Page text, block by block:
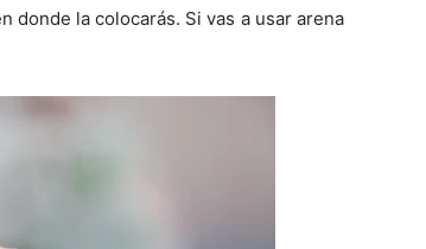
donde la colocarás. Si vas a usar arena